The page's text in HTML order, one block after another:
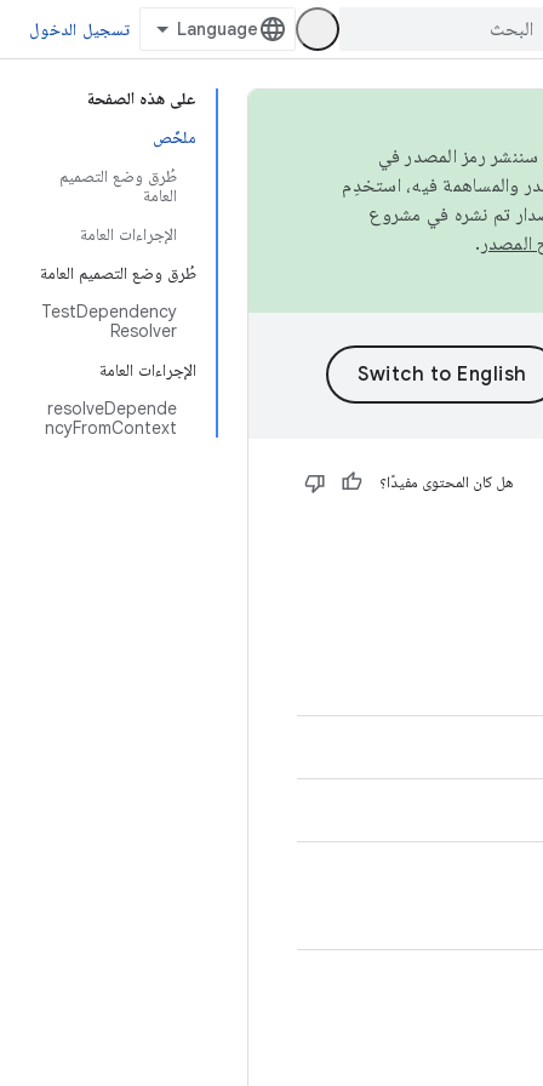
تسجيل الدخول
على هذه الصفحة
ملخّص
طُرق وضع التصميم
العامة
الإجراءات العامة
طُرق وضع التصميم العامة
TestDependency
Resolver
الإجراءات العامة
resolveDepende
ncyFromContext
سننشر رمز المصدر في
تم نشره في مشروع
.
هل كان المحتوى مفيدًا؟